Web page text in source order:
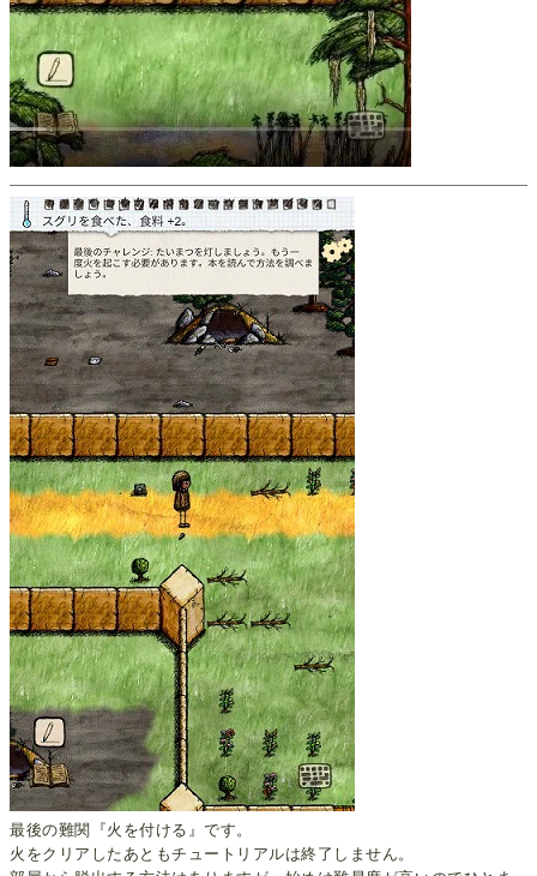
最後の難関『火を付ける』です。
火をクリアしたあともチュートリアルは終了しません。